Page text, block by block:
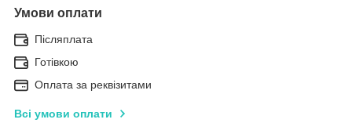
Умови оплати
Післяплата
Готівкою
Оплата за реквізитами
Всі умови оплати